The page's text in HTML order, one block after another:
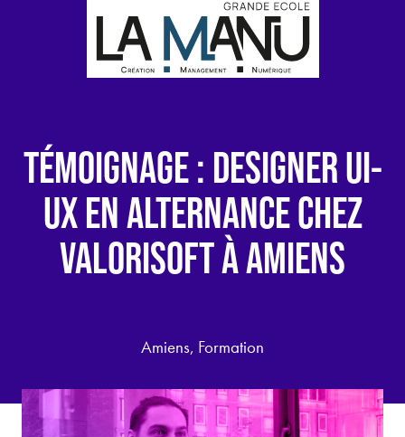
TÉMOIGNAGE : DESIGNER UI-
UX EN ALTERNANCE CHEZ
VALORISOFT À AMIENS
Amiens, Formation